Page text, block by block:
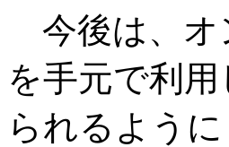
今後は、オ
を手元で利
られるよう